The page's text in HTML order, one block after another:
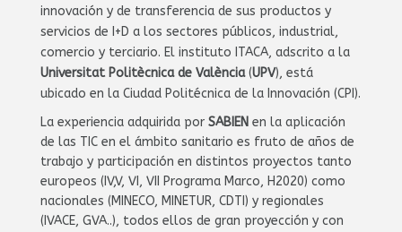
innovación y de transferencia de sus productos y
servicios de I+D a los sectores públicos, industrial,
comercio y terciario. El instituto ITACA, adscrito a la
Universitat Politècnica de València(UPV), está
ubicado en la Ciudad Politécnica de la Innovación (CPI).
La experiencia adquirida porSABIEN en la aplicación
de las TIC en el ámbito sanitario es fruto de años de
trabajo y participación en distintos proyectos tanto
europeos (IV,V, VI, VII Programa Marco, H2020) como
nacionales (MINECO, MINETUR, CDTI) y regionales
(IVACE, GVA..), todos ellos de gran proyección y con